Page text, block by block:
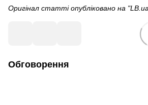
Оригінал статті опубліковано на
Обговорення